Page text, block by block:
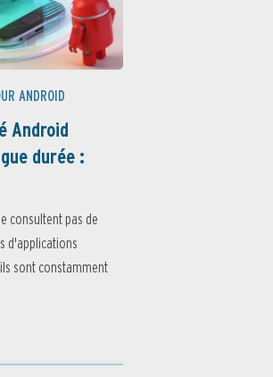
ANDROID
Android
durée :
consultent pas de
d'applications
sont constamment